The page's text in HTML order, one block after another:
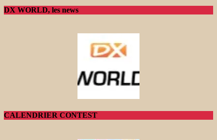
DX WORLD, les news
CALENDRIER CONTEST